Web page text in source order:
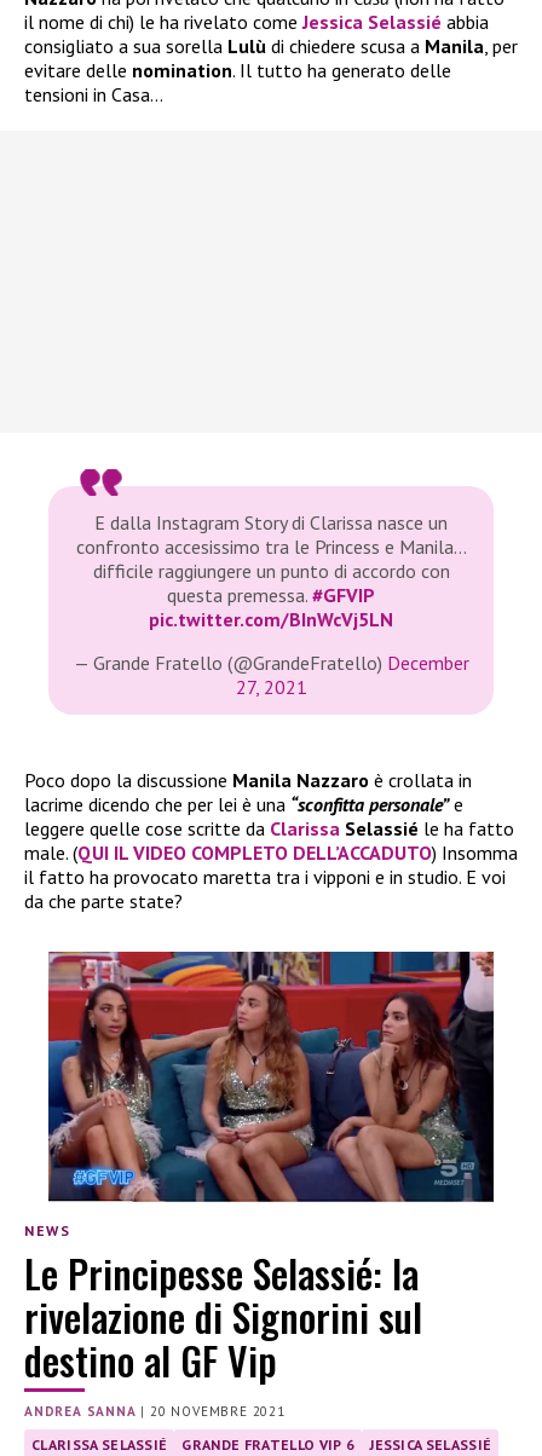
il nome di chi) le ha rivelato come Jessica Selassié abbia
consigliato a sua sorella Lulù di chiedere scusa a Manila, per
evitare delle nomination. Il tutto ha generato delle
tensioni in Casa…
E dalla Instagram Story di Clarissa nasce un
confronto accesissimo tra le Princess e Manila…
difficile raggiungere un punto di accordo con
questa premessa. #GFVIP
pic.twitter.com/BInWcVj5LN
— Grande Fratello (@GrandeFratello) December
27, 2021
Poco dopo la discussione Manila Nazzaro è crollata in
lacrime dicendo che per lei è una “sconfitta personale”e
leggere quelle cose scritte da Clarissa Selassié le ha fatto
male. (QUI IL VIDEO COMPLETO DELL’ACCADUTO) Insomma
il fatto ha provocato maretta tra i vipponi e in studio. E voi
da che parte state?
NEWS
Le Principesse Selassié: la
rivelazione di Signorini sul
destino al GF Vip
ANDREA SANNA | 20 NOVEMBRE 2021
CLARISSA SELASSIÉ GRANDE FRATELLO VIP 6
JESSICA SELASSIÉ